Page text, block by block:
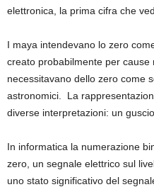
elettronica, la prima cifra che
I maya intendevano lo zero
creato probabilmente per cause
necessitavano dello zero come
astronomici. La
diverse interpretazioni: un
In informatica la numerazione
zero, un segnale elettrico sul
uno stato significativo del